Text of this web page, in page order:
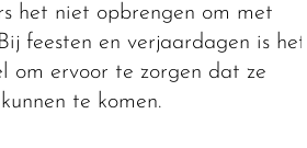
het niet opbrengen om met
feesten en verjaardagen is het
om ervoor te zorgen dat ze
te komen.